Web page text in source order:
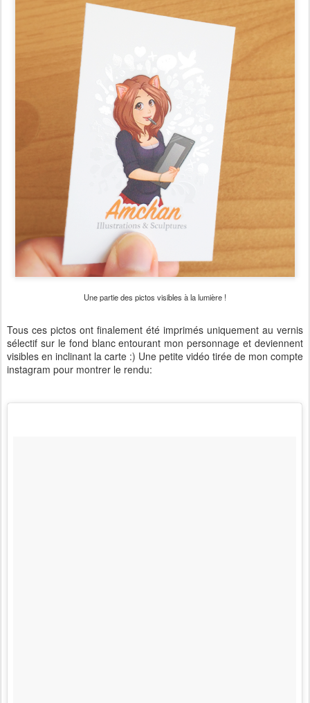
Une partie des pictos visibles à la lumière !
Tous ces pictos ont finalement été imprimés uniquement au vernis
sélectif sur le fond blanc entourant mon personnage et deviennent
visibles en inclinant la carte :) Une petite vidéo tirée de mon compte
instagram pour montrer le rendu: